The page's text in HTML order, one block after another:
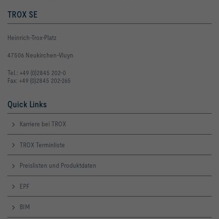
TROX SE
Heinrich-Trox-Platz
47506 Neukirchen-Vluyn
Tel.: +49 (0)2845 202-0
Fax: +49 (0)2845 202-265
Quick Links
Karriere bei TROX
TROX Terminliste
Preislisten und Produktdaten
EPF
BIM